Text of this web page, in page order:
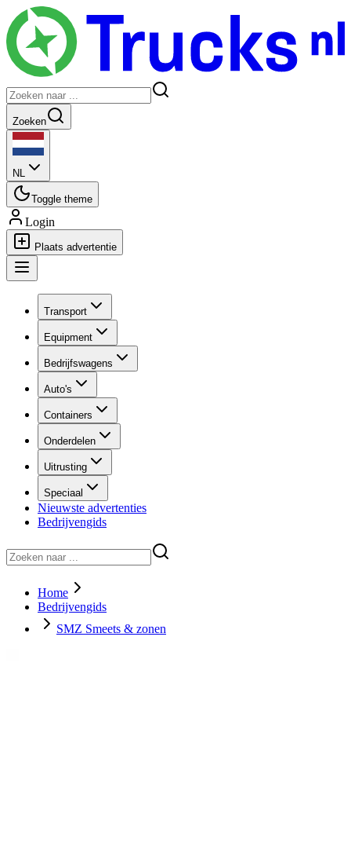
Zoeken
NL
Toggle theme
Login
Plaats advertentie
Transport
Equipment
Bedrijfswagens
Auto's
Containers
Onderdelen
Uitrusting
Speciaal
Nieuwste advertenties
Bedrijvengids
Home
Bedrijvengids
SMZ Smeets & zonen